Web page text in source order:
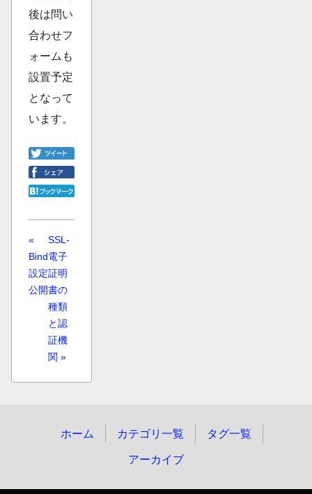
後は問い
合わせフ
ォームも
設置予定
となって
います。
«
Bind
設定
公開
SSL-
電子
証明
書の
種類
と認
証機
関 »
ホーム カテゴリ一覧 タグ一覧
アーカイブ